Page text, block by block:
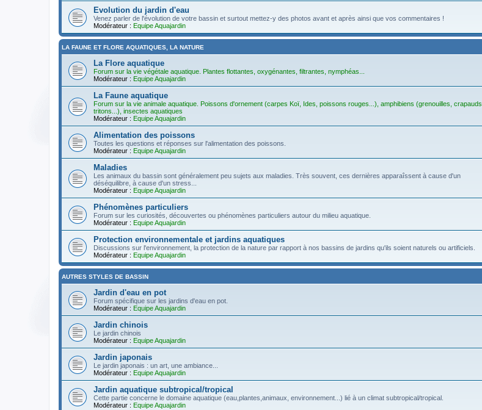
Evolution du jardin d'eau
Venez parler de l'évolution de votre bassin et surtout mettez-y des photos avant et après ainsi que vos commentaires !
Modérateur : Equipe Aquajardin
LA FAUNE ET FLORE AQUATIQUES, LA NATURE
La Flore aquatique
Forum sur la vie végétale aquatique. Plantes flottantes, oxygénantes, filtrantes, nymphéas...
Modérateur : Equipe Aquajardin
La Faune aquatique
Forum sur la vie animale aquatique. Poissons d'ornement (carpes Koï, Ides, poissons rouges...), amphibiens (grenouilles, crapauds,
tritons...), insectes aquatiques
Modérateur : Equipe Aquajardin
Alimentation des poissons
Toutes les questions et réponses sur l'alimentation des poissons.
Modérateur : Equipe Aquajardin
Maladies
Les animaux du bassin sont généralement peu sujets aux maladies. Très souvent, ces dernières apparaîssent à cause d'un
déséquilibre, à cause d'un stress...
Modérateur : Equipe Aquajardin
Phénomènes particuliers
Forum sur les curiosités, découvertes ou phénomènes particuliers autour du milieu aquatique.
Modérateur : Equipe Aquajardin
Protection environnementale et jardins aquatiques
Discussions sur l'environnement, la protection de la nature par rapport à nos bassins de jardins qu'ils soient naturels ou artificiels.
Modérateur : Equipe Aquajardin
AUTRES STYLES DE BASSIN
Jardin d'eau en pot
Forum spécifique sur les jardins d'eau en pot.
Modérateur : Equipe Aquajardin
Jardin chinois
Le jardin chinois
Modérateur : Equipe Aquajardin
Jardin japonais
Le jardin japonais : un art, une ambiance...
Modérateur : Equipe Aquajardin
Jardin aquatique subtropical/tropical
Cette partie concerne le domaine aquatique (eau,plantes,animaux, environnement...) lié à un climat subtropical/tropical.
Modérateur : Equipe Aquajardin